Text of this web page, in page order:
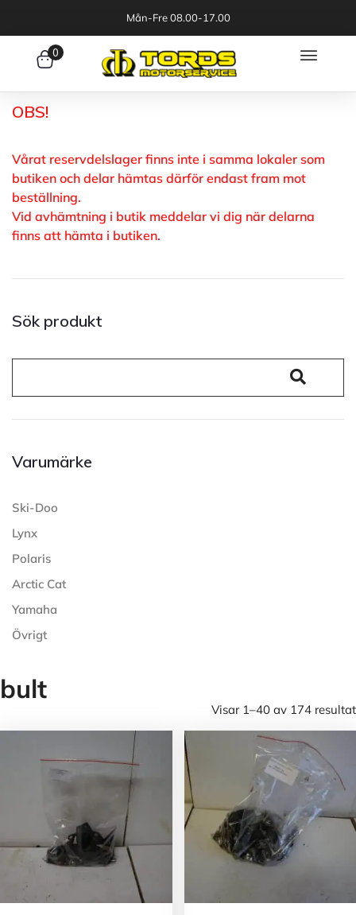
Mån-Fre 08.00-17.00
0
OBS!
Vårat reservdelslager finns inte i samma lokaler som
butiken och delar hämtas därför endast fram mot
beställning.
Vid avhämtning i butik meddelar vi dig när delarna
finns att hämta i butiken.
Sök produkt
Varumärke
Ski-Doo
Lynx
Polaris
Arctic Cat
Yamaha
Övrigt
bult
Visar 1–40 av 174 resultat